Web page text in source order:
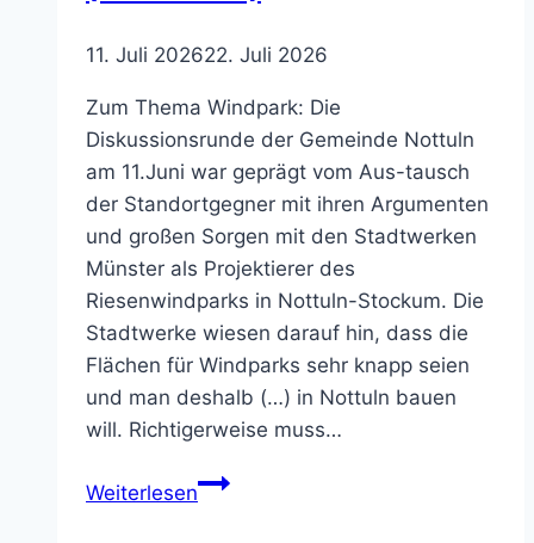
bedeuten
11. Juli 202622. Juli 2026
Zum Thema Windpark: Die
Diskussionsrunde der Gemeinde Nottuln
am 11.Juni war geprägt vom Aus-tausch
der Standortgegner mit ihren Argumenten
und großen Sorgen mit den Stadtwerken
Münster als Projektierer des
Riesenwindparks in Nottuln-Stockum. Die
Stadtwerke wiesen darauf hin, dass die
Flächen für Windparks sehr knapp seien
und man deshalb (…) in Nottuln bauen
will. Richtigerweise muss…
WeiterlesenPolitik